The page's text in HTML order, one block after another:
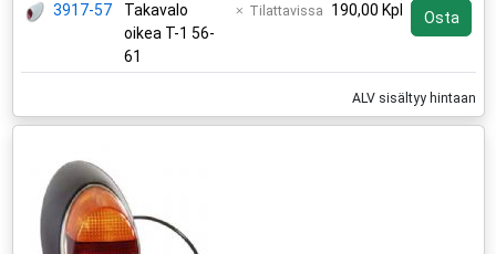
3917-57
Takavalo
oikea T-1 56-
61
Tilattavissa 190,00 Kpl Osta
ALV sisältyy hintaan